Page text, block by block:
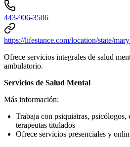
443-906-3506
https://lifestance.com/location/state/
Ofrece servicios integrales de salud
ambulatorio.
Servicios de Salud Mental
Más información:
Trabaja con psiquiatras, psicólogos,
terapeutas titulados
Ofrece servicios presenciales y